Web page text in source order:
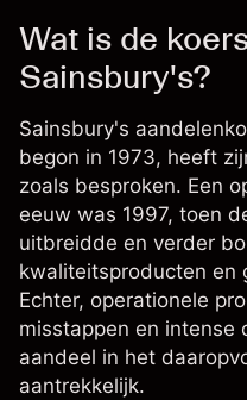
Wat is de
Sainsbury's?
Sainsbury's
begon in 1973, heeft
zoals besproken. Een
eeuw was 1997, toen
uitbreidde en verder
kwaliteitsproducten en
Echter, operationele
misstappen en intense
aandeel in het
aantrekkelijk.